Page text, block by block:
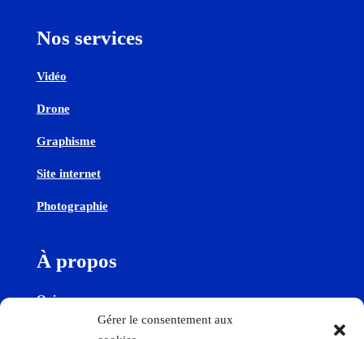
Gérer le consentement aux
Nos services
Vidéo
Drone
Graphisme
Site internet
Photographie
À propos
Qui sommes-nous